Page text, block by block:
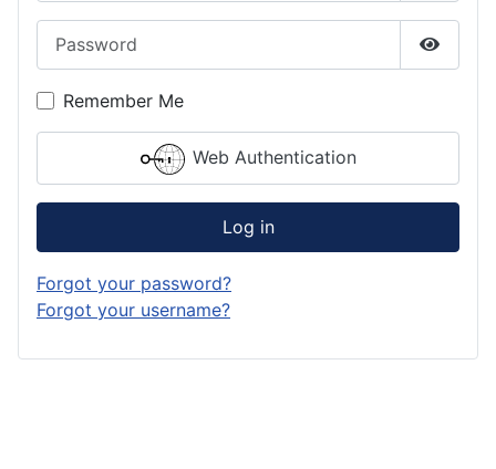
Show
Remember Me
Web Authentication
Log in
Forgot your password?
Forgot your username?